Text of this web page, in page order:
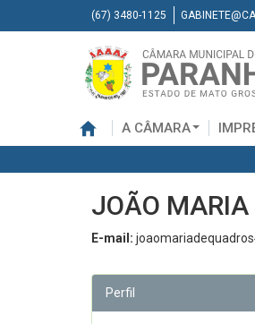
(67) 3480-1125
A CÂMARA
JOÃO MARIA
E-mail:
Perfil